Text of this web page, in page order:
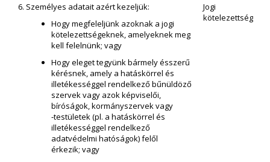
6. Személyes adatait azért kezeljük:
Hogy megfeleljünk azoknak a jogi
kötelezettségeknek, amelyeknek meg
kell felelnünk; vagy
Hogy eleget tegyünk bármely ésszerű
kérésnek, amely a hatáskörrel és
illetékességgel rendelkező bűnüldöző
szervek vagy azok képviselői,
bíróságok, kormányszervek vagy
‑testületek (pl. a hatáskörrel és
illetékességgel rendelkező
adatvédelmi hatóságok) felől
érkezik; vagy
Jogi
kötelezettség